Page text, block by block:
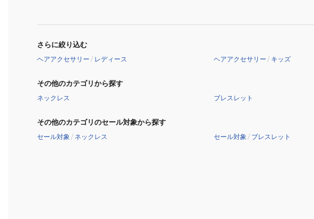
さらに絞り込む
ヘアアクセサリー / レディース ヘアアクセサリー / キッズ
その他のカテゴリから探す
ネックレス ブレスレット
その他のカテゴリのセール対象から探す
セール対象 / ネックレス セール対象 / ブレスレット